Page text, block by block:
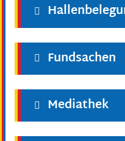
Fundsachen
Mediathek